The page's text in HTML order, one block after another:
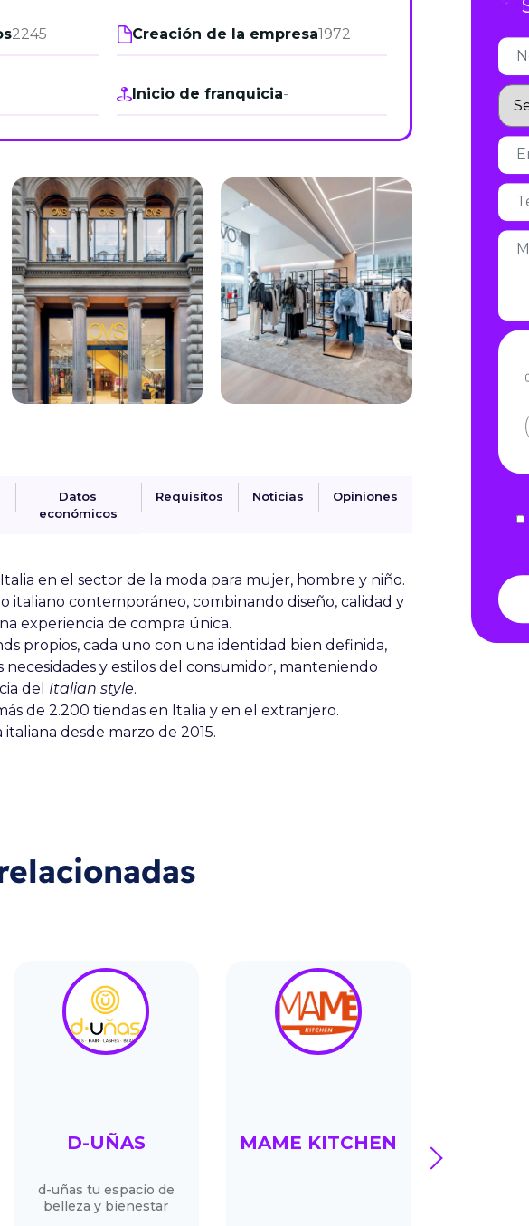
de octubre
Barcelona 2026 2 -
05 de noviembre
VER MÁS
2245 Creación de la empresa1972
Inicio de franquicia-
Datos
económicos
Requisitos Noticias Opiniones
en el sector de la moda para mujer, hombre y niño.
italiano contemporáneo, combinando diseño, calidad y
experiencia de compra única.
propios, cada uno con una identidad bien definida,
necesidades y estilos del consumidor, manteniendo
del Italian style.
de 2.200 tiendas en Italia y en el extranjero.
italiana desde marzo de 2015.
D-UÑAS
d-uñas tu espacio de
belleza y bienestar
MAME KITCHEN
next